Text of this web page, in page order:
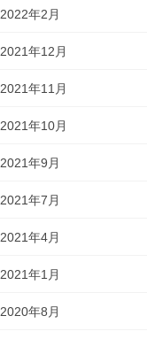
2022年2月
2021年12月
2021年11月
2021年10月
2021年9月
2021年7月
2021年4月
2021年1月
2020年8月